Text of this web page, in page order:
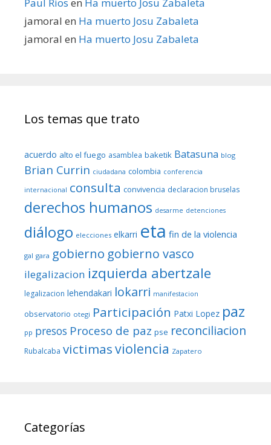
jamoral en Ha muerto Josu Zabaleta
jamoral en Ha muerto Josu Zabaleta
Los temas que trato
acuerdo alto el fuego asamblea baketik Batasuna blog
Brian Currin ciudadana colombia conferencia
internacional consulta convivencia declaracion bruselas
derechos humanos desarme detenciones
diálogo elecciones elkarri eta fin de la violencia
gal gara gobierno gobierno vasco
ilegalizacion izquierda abertzale
legalizacion lehendakari lokarri manifestacion
observatorio otegi Participación Patxi Lopez paz
pp presos Proceso de paz pse reconciliacion
Rubalcaba victimasviolencia Zapatero
Categorías